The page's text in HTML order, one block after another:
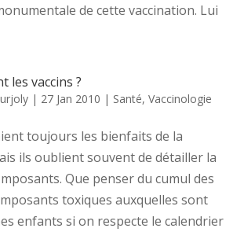
de cette vaccination. Lui
les vaccins ?
| 27 Jan 2010 | Santé,Vaccinologie
toujours les bienfaits de la
ils oublient souvent de détailler la
Que penser du cumul des
toxiques auxquelles sont
enfants si on respecte le calendrier